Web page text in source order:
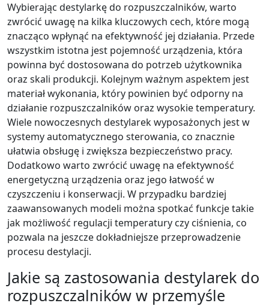
Wybierając destylarkę do rozpuszczalników, warto
zwrócić uwagę na kilka kluczowych cech, które mogą
znacząco wpłynąć na efektywność jej działania. Przede
wszystkim istotna jest pojemność urządzenia, która
powinna być dostosowana do potrzeb użytkownika
oraz skali produkcji. Kolejnym ważnym aspektem jest
materiał wykonania, który powinien być odporny na
działanie rozpuszczalników oraz wysokie temperatury.
Wiele nowoczesnych destylarek wyposażonych jest w
systemy automatycznego sterowania, co znacznie
ułatwia obsługę i zwiększa bezpieczeństwo pracy.
Dodatkowo warto zwrócić uwagę na efektywność
energetyczną urządzenia oraz jego łatwość w
czyszczeniu i konserwacji. W przypadku bardziej
zaawansowanych modeli można spotkać funkcje takie
jak możliwość regulacji temperatury czy ciśnienia, co
pozwala na jeszcze dokładniejsze przeprowadzenie
procesu destylacji.
Jakie są zastosowania destylarek do
rozpuszczalników w przemyśle